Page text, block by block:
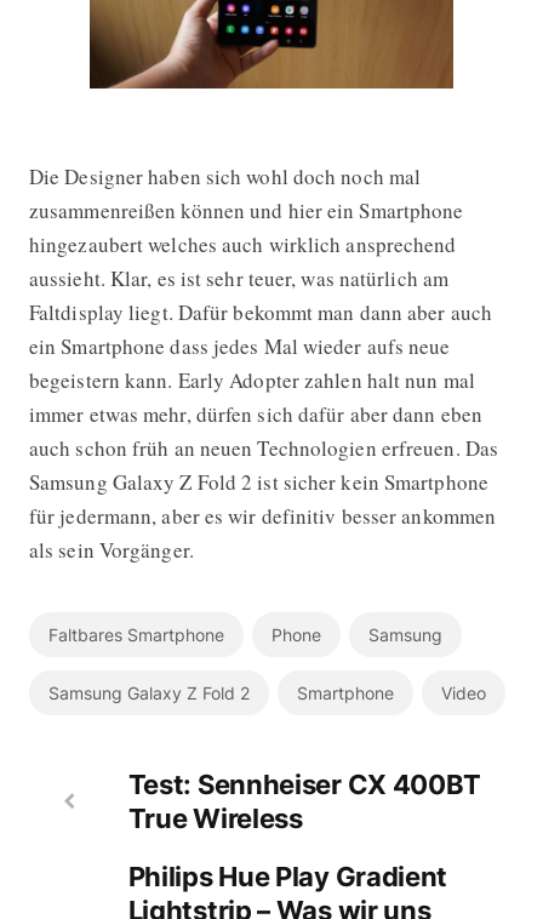
Die Designer haben sich wohl doch noch mal
zusammenreißen können und hier ein Smartphone
hingezaubert welches auch wirklich ansprechend
aussieht. Klar, es ist sehr teuer, was natürlich am
Faltdisplay liegt. Dafür bekommt man dann aber auch
ein Smartphone dass jedes Mal wieder aufs neue
begeistern kann. Early Adopter zahlen halt nun mal
immer etwas mehr, dürfen sich dafür aber dann eben
auch schon früh an neuen Technologien erfreuen. Das
Samsung Galaxy Z Fold 2 ist sicher kein Smartphone
für jedermann, aber es wir definitiv besser ankommen
als sein Vorgänger.
Faltbares Smartphone Phone Samsung
Samsung Galaxy Z Fold 2 Smartphone Video
Test: Sennheiser CX 400BT
True Wireless
Philips Hue Play Gradient
Lightstrip – Was wir uns